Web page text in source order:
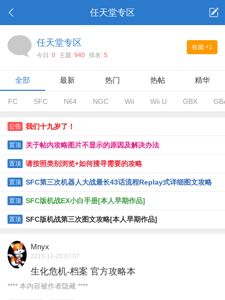
任天堂专区
收藏 +1
任天堂专区
今日: 0 主题: 940 排名: 5
全部 最新 热门 热帖 精华
FC SFC N64 NGC Wii Wii U GBX
公告 我们十九岁了！
置顶 关于帖内攻略图片不显示的原因及解决办法
置顶 请按照类别浏览+如何搜寻需要的攻略
置顶 SFC第三次机器人大战最长43话流程Replay式详细图文攻略
置顶 SFC版机战EX小白手册[本人早期作品]
置顶 SFC版机战第三次图文攻略[本人早期作品]
Mnyx
2010-12-20 07:07
生化危机-档案 官方攻略本
**** 本内容被作者隐藏 ****